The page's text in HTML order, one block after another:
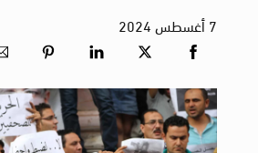
7أغسطس2024